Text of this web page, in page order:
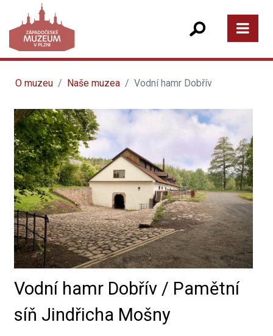
O muzeu Naše muzea Vodní hamr Dobřív
Vodní hamr Dobřív / Pamětní
síň Jindřicha Mošny